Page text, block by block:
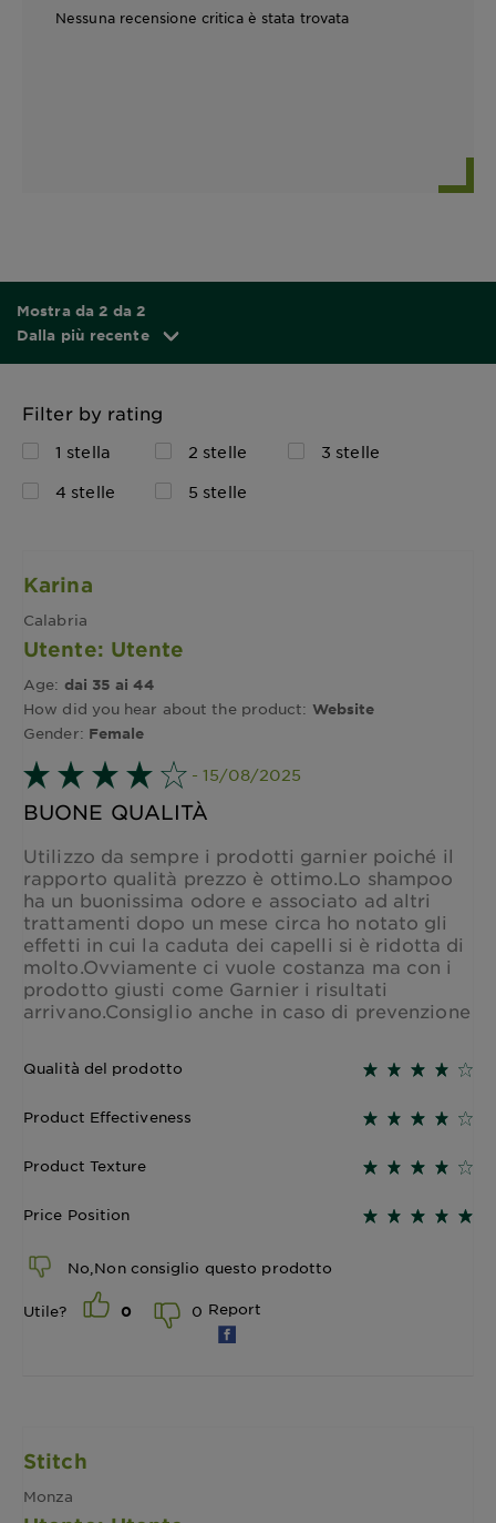
Nessuna recensione critica è stata trovata
Mostra da 2 da 2
Dalla più recente
Filter by rating
1 stella 2 stelle
3 stelle
4 stelle
5 stelle
Karina
Calabria
Utente: Utente
Age: dai 35 ai 44
How did you hear about the product: Website
Gender: Female
- 15/08/2025
BUONE QUALITÀ
Utilizzo da sempre i prodotti garnier poiché il
rapporto qualità prezzo è ottimo.Lo shampoo
ha un buonissima odore e associato ad altri
trattamenti dopo un mese circa ho notato gli
effetti in cui la caduta dei capelli si è ridotta di
molto.Ovviamente ci vuole costanza ma con i
prodotto giusti come Garnier i risultati
arrivano.Consiglio anche in caso di prevenzione
Qualità del prodotto
Product Effectiveness
Product Texture
Price Position
No,Non consiglio questo prodotto
Utile? 0 0 Report
Stitch
Monza